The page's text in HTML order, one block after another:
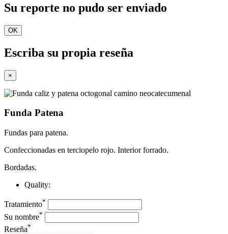
Su reporte no pudo ser enviado
OK
Escriba su propia reseña
×
Funda Patena
Fundas para patena.
Confeccionadas en terciopelo rojo. Interior forrado.
Bordadas.
Quality:
Tratamiento*
Su nombre*
Reseña*